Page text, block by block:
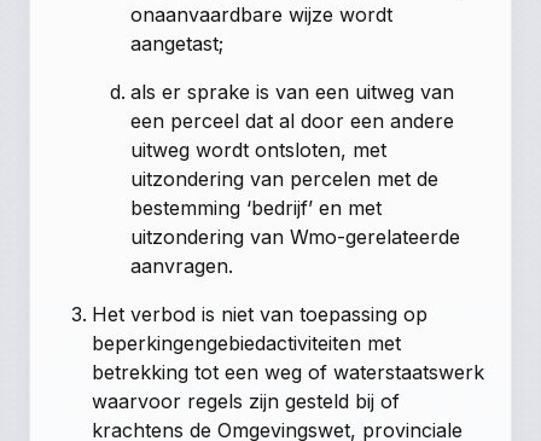
onaanvaardbare wijze wordt
aangetast;
als er sprake is van een uitweg van
een perceel dat al door een andere
uitweg wordt ontsloten, met
uitzondering van percelen met de
bestemming ‘bedrijf’ en met
uitzondering van Wmo-gerelateerde
aanvragen.
Het verbod is niet van toepassing op
beperkingengebiedactiviteiten met
betrekking tot een weg of waterstaatswerk
waarvoor regels zijn gesteld bij of
krachtens de Omgevingswet, provinciale